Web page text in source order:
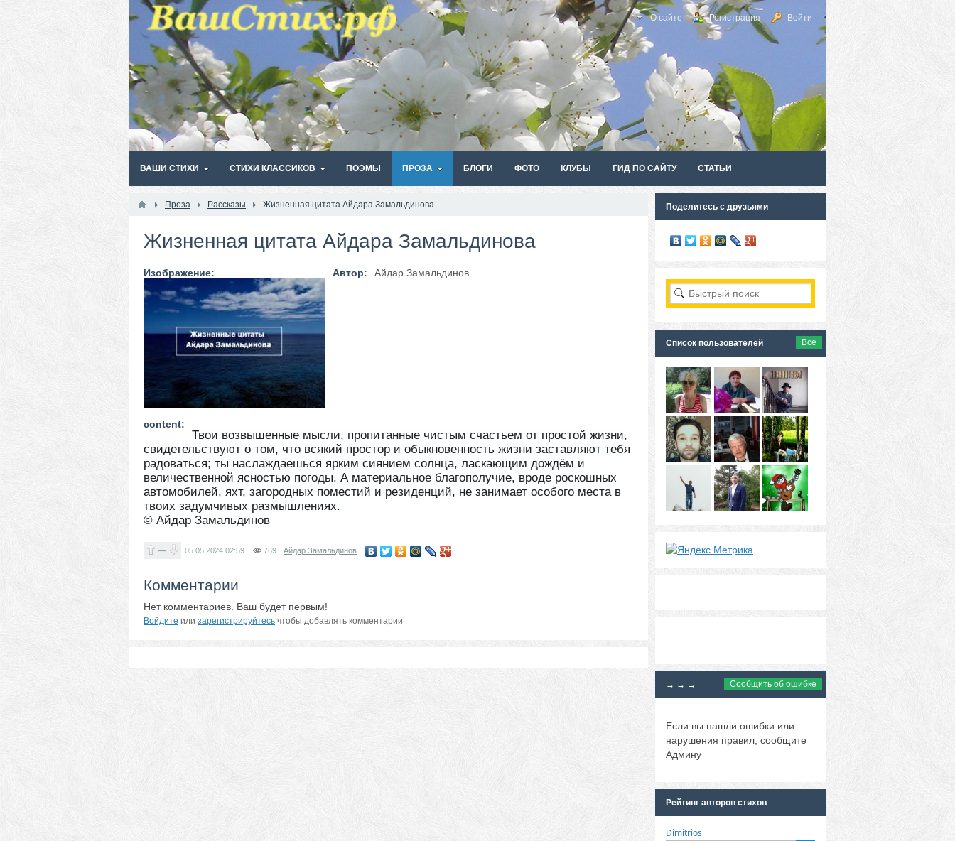
О сайте Регистрация Войти
ВАШИ СТИХИ СТИХИ КЛАССИКОВ ПОЭМЫ ПРОЗА БЛОГИ ФОТО КЛУБЫ ГИД ПО САЙТУ СТАТЬИ
Проза Рассказы Жизненная цитата Айдара Замальдинова
Жизненная цитата Айдара Замальдинова
Изображение: Автор: Айдар Замальдинов
content:
Твои возвышенные мысли, пропитанные чистым счастьем от простой жизни,
свидетельствуют о том, что всякий простор и обыкновенность жизни заставляют тебя
радоваться; ты наслаждаешься ярким сиянием солнца, ласкающим дождём и
величественной ясностью погоды. А материальное благополучие, вроде роскошных
автомобилей, яхт, загородных поместий и резиденций, не занимает особого места в
твоих задумчивых размышлениях.
© Айдар Замальдинов
— 05.05.2024 02:59 769 Айдар Замальдинов
Комментарии
Нет комментариев. Ваш будет первым!
Войдите или зарегистрируйтесь чтобы добавлять комментарии
Поделитесь с друзьями
Список пользователей Все
→ → → Сообщить об ошибке
Если вы нашли ошибки или
нарушения правил, сообщите
Админу
Рейтинг авторов стихов
Dimitrios